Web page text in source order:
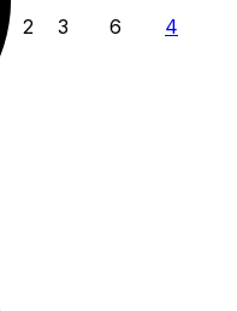
2 3 6 4